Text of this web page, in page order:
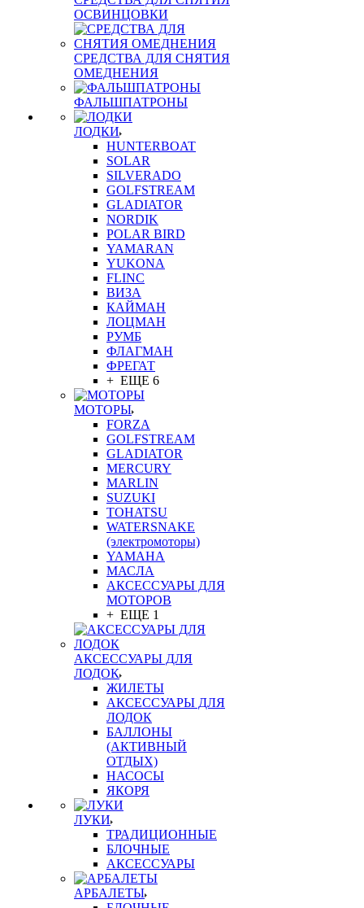
ОСВИНЦОВКИ
СРЕДСТВА ДЛЯ СНЯТИЯ
ОМЕДНЕНИЯ
ФАЛЬШПАТРОНЫ
ЛОДКИ
HUNTERBOAT
SOLAR
SILVERADO
GOLFSTREAM
GLADIATOR
NORDIK
POLAR BIRD
YAMARAN
YUKONA
FLINC
ВИЗА
КАЙМАН
ЛОЦМАН
РУМБ
ФЛАГМАН
ФРЕГАТ
+ ЕЩЕ 6
МОТОРЫ
FORZA
GOLFSTREAM
GLADIATOR
MERCURY
MARLIN
SUZUKI
TOHATSU
WATERSNAKE
(электромоторы)
YAMAHA
МАСЛА
АКСЕССУАРЫ ДЛЯ
МОТОРОВ
+ ЕЩЕ 1
АКСЕССУАРЫ ДЛЯ
ЛОДОК
ЖИЛЕТЫ
АКСЕССУАРЫ ДЛЯ
ЛОДОК
БАЛЛОНЫ
(АКТИВНЫЙ
ОТДЫХ)
НАСОСЫ
ЯКОРЯ
ЛУКИ
ТРАДИЦИОННЫЕ
БЛОЧНЫЕ
АКСЕССУАРЫ
АРБАЛЕТЫ